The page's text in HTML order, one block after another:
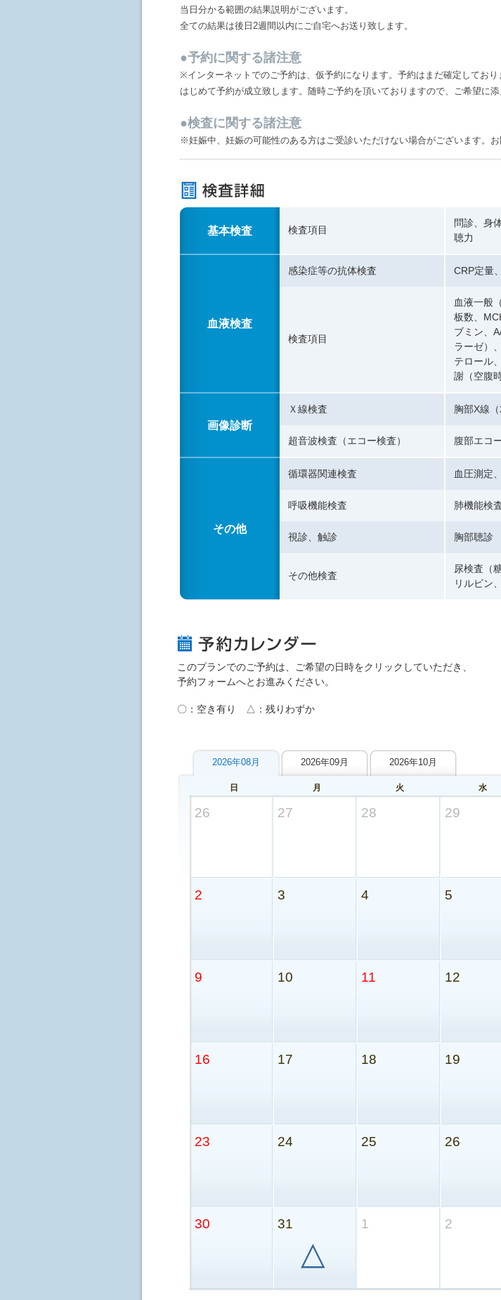
当日分かる範囲の結果説明がございます。
全ての結果は後日2週間以内にご自宅へお送り致します。
●予約に関する諸注意
※インターネットでのご予約は、仮予約になります。予約はまだ確定してお
はじめて予約が成立致します。随時ご予約を頂いておりますので、ご希望に
●検査に関する諸注意
※妊娠中、妊娠の可能性のある方はご受診いただけない場合がございます。お
基本検査 検査項目
問診、身
聴力
血液検査
感染症等の抗体検査 CRP定量
検査項目
血液一般
板数、
ブミン、
ラーゼ）
テロール
謝（空腹
画像診断
Ｘ線検査 胸部X線
超音波検査（エコー検査） 腹部エコ
その他
循環器関連検査 血圧測定
呼吸機能検査 肺機能検
視診、触診 胸部聴診
その他検査
尿検査（
リルビン
このプランでのご予約は、ご希望の日時をクリックしていただき、
予約フォームへとお進みください。
〇：空き有り △：残りわずか
2026年08月 2026年09月 2026年10月
日 月 火 水
26 27 28 29
2 3 4 5
9 10 11 12
16 17 18 19
23 24 25 26
30 31
△
1 2